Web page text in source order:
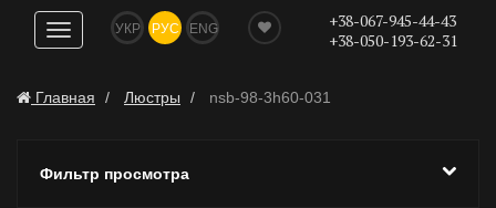
Показать
навигацию
УКР РУС ENG
+38-067-945-44-43
+38-050-193-62-31
Главная Люстры nsb-98-3h60-031
Фильтр просмотра